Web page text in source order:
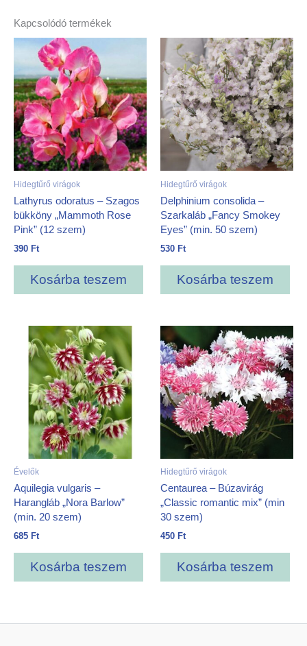
Kapcsolódó termékek
Hidegtűrő virágok
Lathyrus odoratus – Szagos
bükköny „Mammoth Rose
Pink” (12 szem)
390 Ft
Kosárba teszem
Hidegtűrő virágok
Delphinium consolida –
Szarkaláb „Fancy Smokey
Eyes” (min. 50 szem)
530 Ft
Kosárba teszem
Évelők
Aquilegia vulgaris –
Harangláb „Nora Barlow”
(min. 20 szem)
685 Ft
Kosárba teszem
Hidegtűrő virágok
Centaurea – Búzavirág
„Classic romantic mix” (min
30 szem)
450 Ft
Kosárba teszem